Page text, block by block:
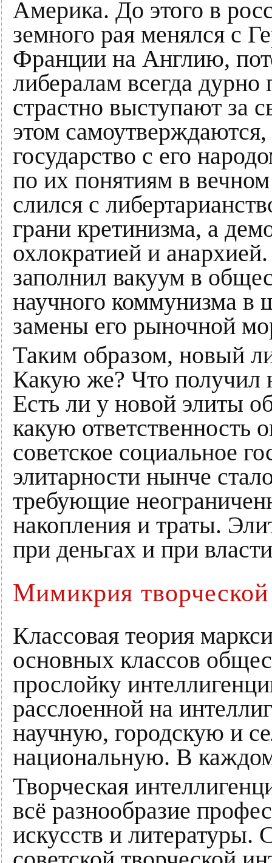
Америка. До этого в
земного рая менялся с
Франции на Англию,
либералам всегда
страстно выступают за
этом
государство с его
по их понятиям в
слился с
грани кретинизма, а
охлократией и
заполнил вакуум в
научного коммунизма в
замены его рыночной
Таким образом, новый
Какую же? Что получил
Есть ли у новой элиты
какую ответственность
советское социальное
элитарности нынче
требующие
накопления и траты.
при деньгах и при
Мимикрия
Классовая теория
основных классов
прослойку
расслоенной на
научную, городскую и
национальную. В
Творческая
всё разнообразие
искусств и литературы.